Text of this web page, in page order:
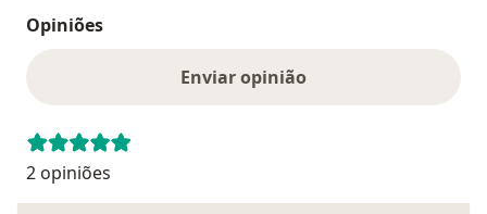
Opiniões
Enviar opinião
2 opiniões